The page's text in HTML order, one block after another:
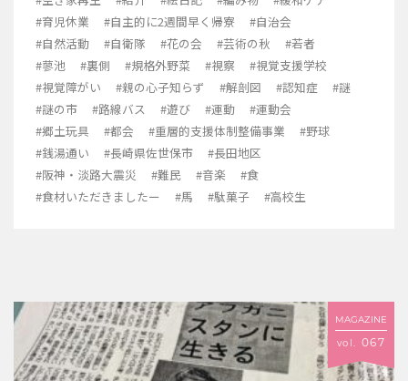
#育児休業
#自主的に2週間早く帰寮
#自治会
#自然活動
#自衛隊 #花の会 #芸術の秋
#若者
#蓼池
#裏側 #規格外野菜 #視察
#視覚支援学校
#視覚障がい
#親の心子知らず #解剖図 #認知症
#謎
#謎の市
#路線バス #遊び #運動
#運動会
#郷土玩具
#都会 #重層的支援体制整備事業
#野球
#銭湯通い
#長崎県佐世保市
#長田地区
#阪神・淡路大震災
#難民 #音楽
#食
#食材いただきましたー
#馬 #駄菓子 #高校生
MAGAZINE
vol. 067